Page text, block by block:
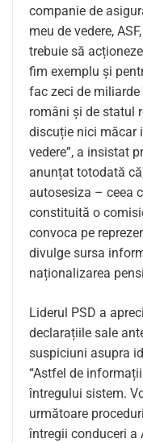
companie de
meu de vedere,
trebuie să
fim exemplu și
fac zeci de
români și de statul
discuție nici măcar
vedere”, a insistat
anunțat totodată
autosesiza – ceea
constituită o
convoca pe
divulge sursa
naționalizarea
Liderul PSD a
declarațiile sale
suspiciuni asupra
“Astfel de
întregului sistem.
următoare
întregii conduceri a